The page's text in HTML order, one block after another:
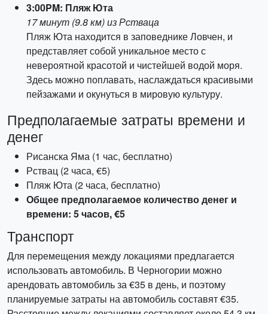
3:00PM: Пляж Юта
17 минут (9.8 км) из Рстваца
Пляж Юта находится в заповеднике Ловчен, и
представляет собой уникальное место с
невероятной красотой и чистейшей водой моря.
Здесь можно поплавать, наслаждаться красивыми
пейзажами и окунуться в мировую культуру.
Предполагаемые затраты времени и
денег
Рисанска Яма (1 час, бесплатно)
Рствац (2 часа, €5)
Пляж Юта (2 часа, бесплатно)
Общее предполагаемое количество денег и
времени: 5 часов, €5
Транспорт
Для перемещения между локациями предлагается
использовать автомобиль. В Черногории можно
арендовать автомобиль за €35 в день, и поэтому
планируемые затраты на автомобиль составят €35.